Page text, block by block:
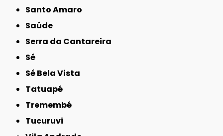
Santo Amaro
Saúde
Serra da Cantareira
Sé
Sé Bela Vista
Tatuapé
Tremembé
Tucuruvi